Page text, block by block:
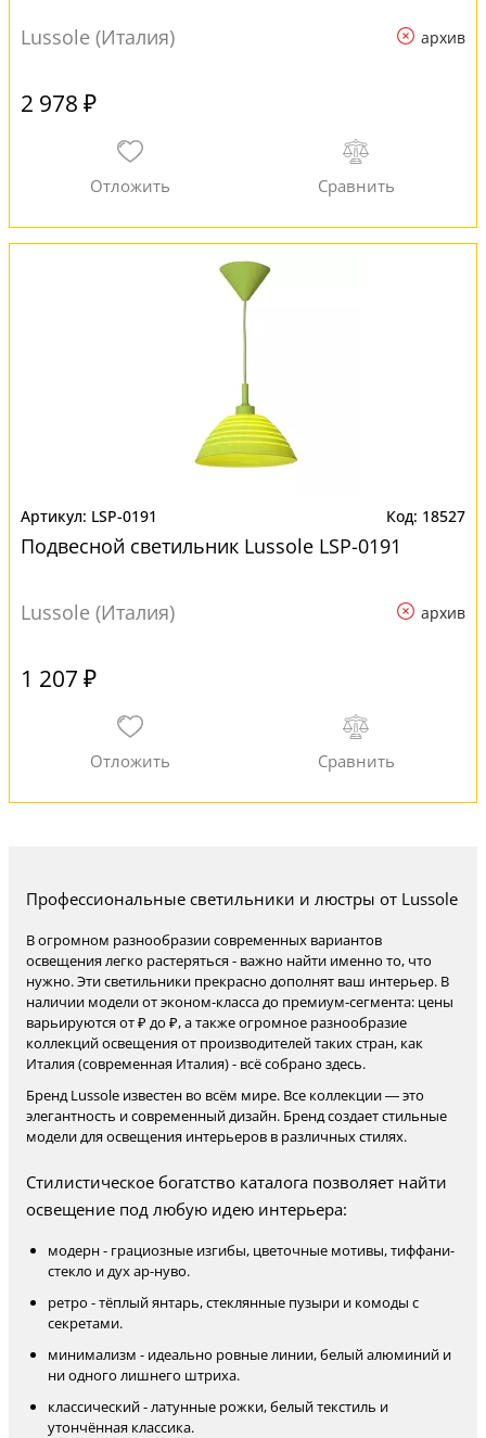
Lussole (Италия) архив
2 978 ₽
LSP-0191 18527
Подвесной светильник Lussole LSP-0191
Lussole (Италия) архив
1 207 ₽
Профессиональные светильники и люстры от Lussole
В огромном разнообразии современных вариантов
освещения легко растеряться - важно найти именно то, что
нужно. Эти светильники прекрасно дополнят ваш интерьер. В
наличии модели от эконом-класса до премиум-сегмента: цены
варьируются от ₽ до ₽, а также огромное разнообразие
коллекций освещения от производителей таких стран, как
Италия (современная Италия) - всё собрано здесь.
Бренд Lussole известен во всём мире. Все коллекции — это
элегантность и современный дизайн. Бренд создает стильные
модели для освещения интерьеров в различных стилях.
Стилистическое богатство каталога позволяет найти
освещение под любую идею интерьера:
модерн - грациозные изгибы, цветочные мотивы, тиффани-
стекло и дух ар-нуво.
ретро - тёплый янтарь, стеклянные пузыри и комоды с
секретами.
минимализм - идеально ровные линии, белый алюминий и
ни одного лишнего штриха.
классический - латунные рожки, белый текстиль и
утончённая классика.